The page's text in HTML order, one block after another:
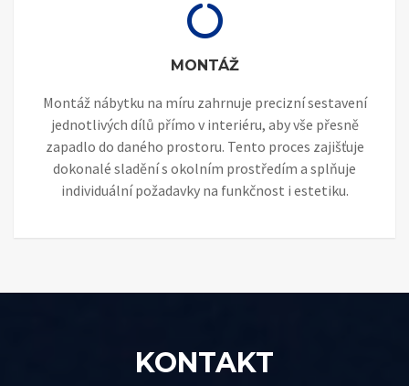
MONTÁŽ
Montáž nábytku na míru zahrnuje precizní sestavení
jednotlivých dílů přímo v interiéru, aby vše přesně
zapadlo do daného prostoru. Tento proces zajišťuje
dokonalé sladění s okolním prostředím a splňuje
individuální požadavky na funkčnost i estetiku.
KONTAKT